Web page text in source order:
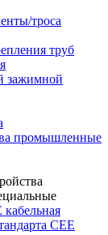
троса
труб
зажимной
промышленные
кабельная
CEE